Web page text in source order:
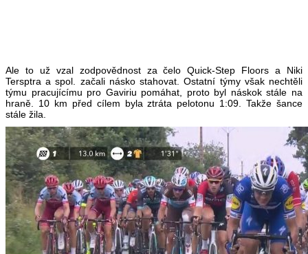
Ale to už vzal zodpovědnost za čelo Quick-Step Floors a Niki
Tersptra a spol. začali násko stahovat. Ostatní týmy však nechtěli
týmu pracujícímu pro Gaviriu pomáhat, proto byl náskok stále na
hraně. 10 km před cílem byla ztráta pelotonu 1:09. Takže šance
stále žila.